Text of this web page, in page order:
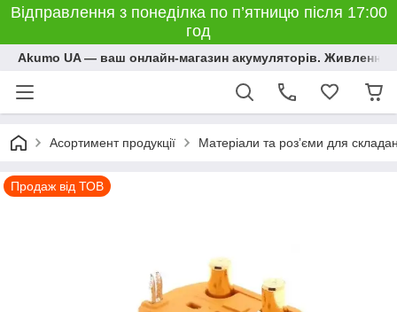
Відправлення з понеділка по п’ятницю після 17:00
год
Akumo UA — ваш онлайн-магазин акумуляторів. Живлення,
Асортимент продукції Матеріали та розʼєми для
Продаж від ТОВ